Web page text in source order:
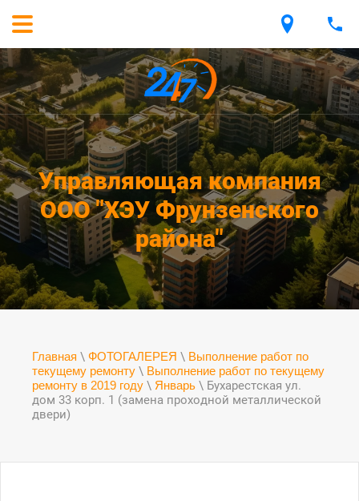
Управляющая компания
ООО "ХЭУ Фрунзенского
района"
Главная \ ФОТОГАЛЕРЕЯ \ Выполнение работ по
текущему ремонту \ Выполнение работ по текущему
ремонту в 2019 году \ Январь \ Бухарестская ул.
дом 33 корп. 1 (замена проходной металлической
двери)